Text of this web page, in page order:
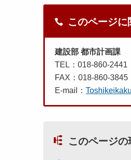
このページ
建設部 都市計画課
TEL：018-860-2441
FAX：018-860-3845
E-mail：
このページ